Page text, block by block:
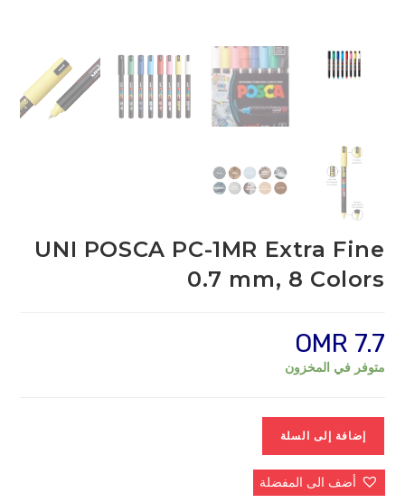
UNI POSCA PC-1MR Extra Fine
0.7 mm, 8 Colors
OMR 7.7
متوفر في المخزون
POSCA
PC-
إضافة إلى السلة
أضف الى المفضلة